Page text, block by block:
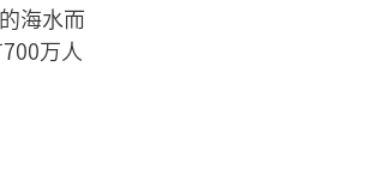
海水而
万人